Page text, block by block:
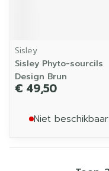
Sisley
Sisley Phyto-sourcils
Design Brun
€ 49,50
Niet beschikbaar